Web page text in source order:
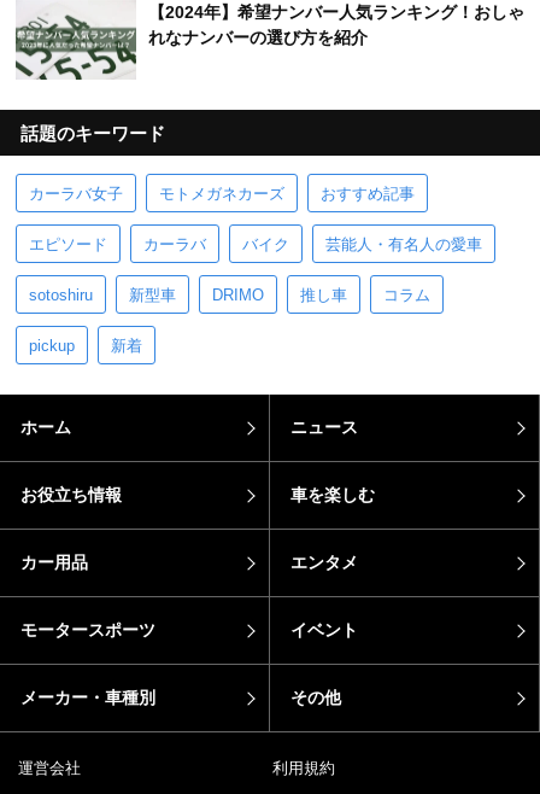
【2024年】希望ナンバー人気ランキング！おしゃ
れなナンバーの選び方を紹介
話題のキーワード
カーラバ女子 モトメガネカーズ おすすめ記事
エピソード カーラバ バイク 芸能人・有名人の愛車
sotoshiru 新型車 DRIMO 推し車 コラム
pickup 新着
ホーム ニュース
お役立ち情報 車を楽しむ
カー用品 エンタメ
モータースポーツ イベント
メーカー・車種別 その他
運営会社 利用規約